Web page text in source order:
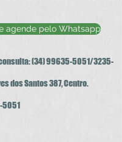
agende pelo Whatsapp
(34) 99635-5051/3235-
dos Santos 387, Centro.